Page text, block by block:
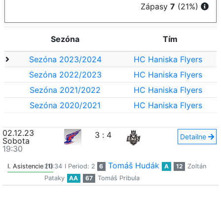
Zápasy 7 (21%)
Sezóna Tím
Sezóna 2023/2024
HC Haniska Flyers
Sezóna 2022/2023
HC Haniska Flyers
Sezóna 2021/2022
HC Haniska Flyers
Sezóna 2020/2021
HC Haniska Flyers
02.12.23
Sobota
19:30
3 : 4 Detailne
I. Asistencie (1)20:34 I Period: 2 6 Tomáš Hudák A 12
Zoltán
Pataky
AA 67 Tomáš Pribula